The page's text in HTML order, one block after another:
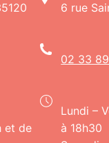
et de
6 rue
02 33
Lundi –
à 18h30